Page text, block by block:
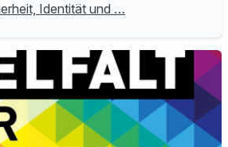
Identität und …